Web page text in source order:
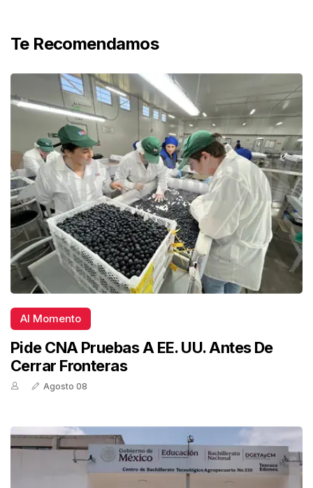
Te Recomendamos
Al Momento
Pide CNA Pruebas A EE. UU. Antes De
Cerrar Fronteras
Agosto 08